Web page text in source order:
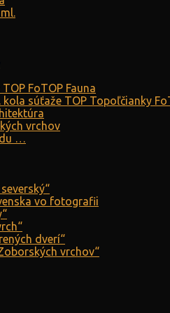
FoTOP Fauna
súťaže TOP Topoľčianky
vrchov
…
vo fotografii
dverí“
vrchov“